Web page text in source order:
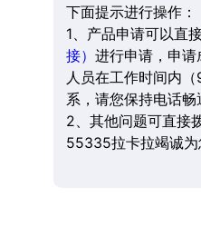
下面提示进行操作：
1、产品申请可以直
接） 进行申请，申请
人员在工作时间内
系，请您保持电话畅
2、其他问题可直接
55335拉卡拉竭诚为